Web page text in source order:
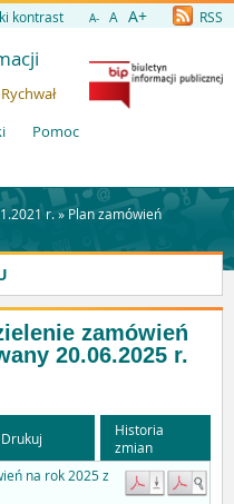
kontrast A- A A+ RSS
Pomoc
r. » Plan zamówień
zamówień
20.06.2025 r.
Drukuj
Historia
zmian
na rok 2025 z